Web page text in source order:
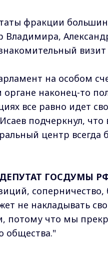
фракции
Владимира,
визит
на особом
наконец-то
все равно идет
подчеркнул,
центр всегда
ГОСДУМЫ
не накладывать
потому что мы
общества."